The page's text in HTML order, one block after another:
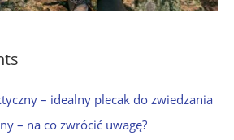
– idealny plecak do zwiedzania
– na co zwrócić uwagę?